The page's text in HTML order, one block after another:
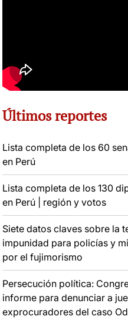
Últimos reportes
Lista completa de los 60
en Perú
Lista completa de los 130
en Perú | región y votos
Siete datos claves sobre la
impunidad para policías y
por el fujimorismo
Persecución política:
informe para denunciar a
exprocuradores del caso